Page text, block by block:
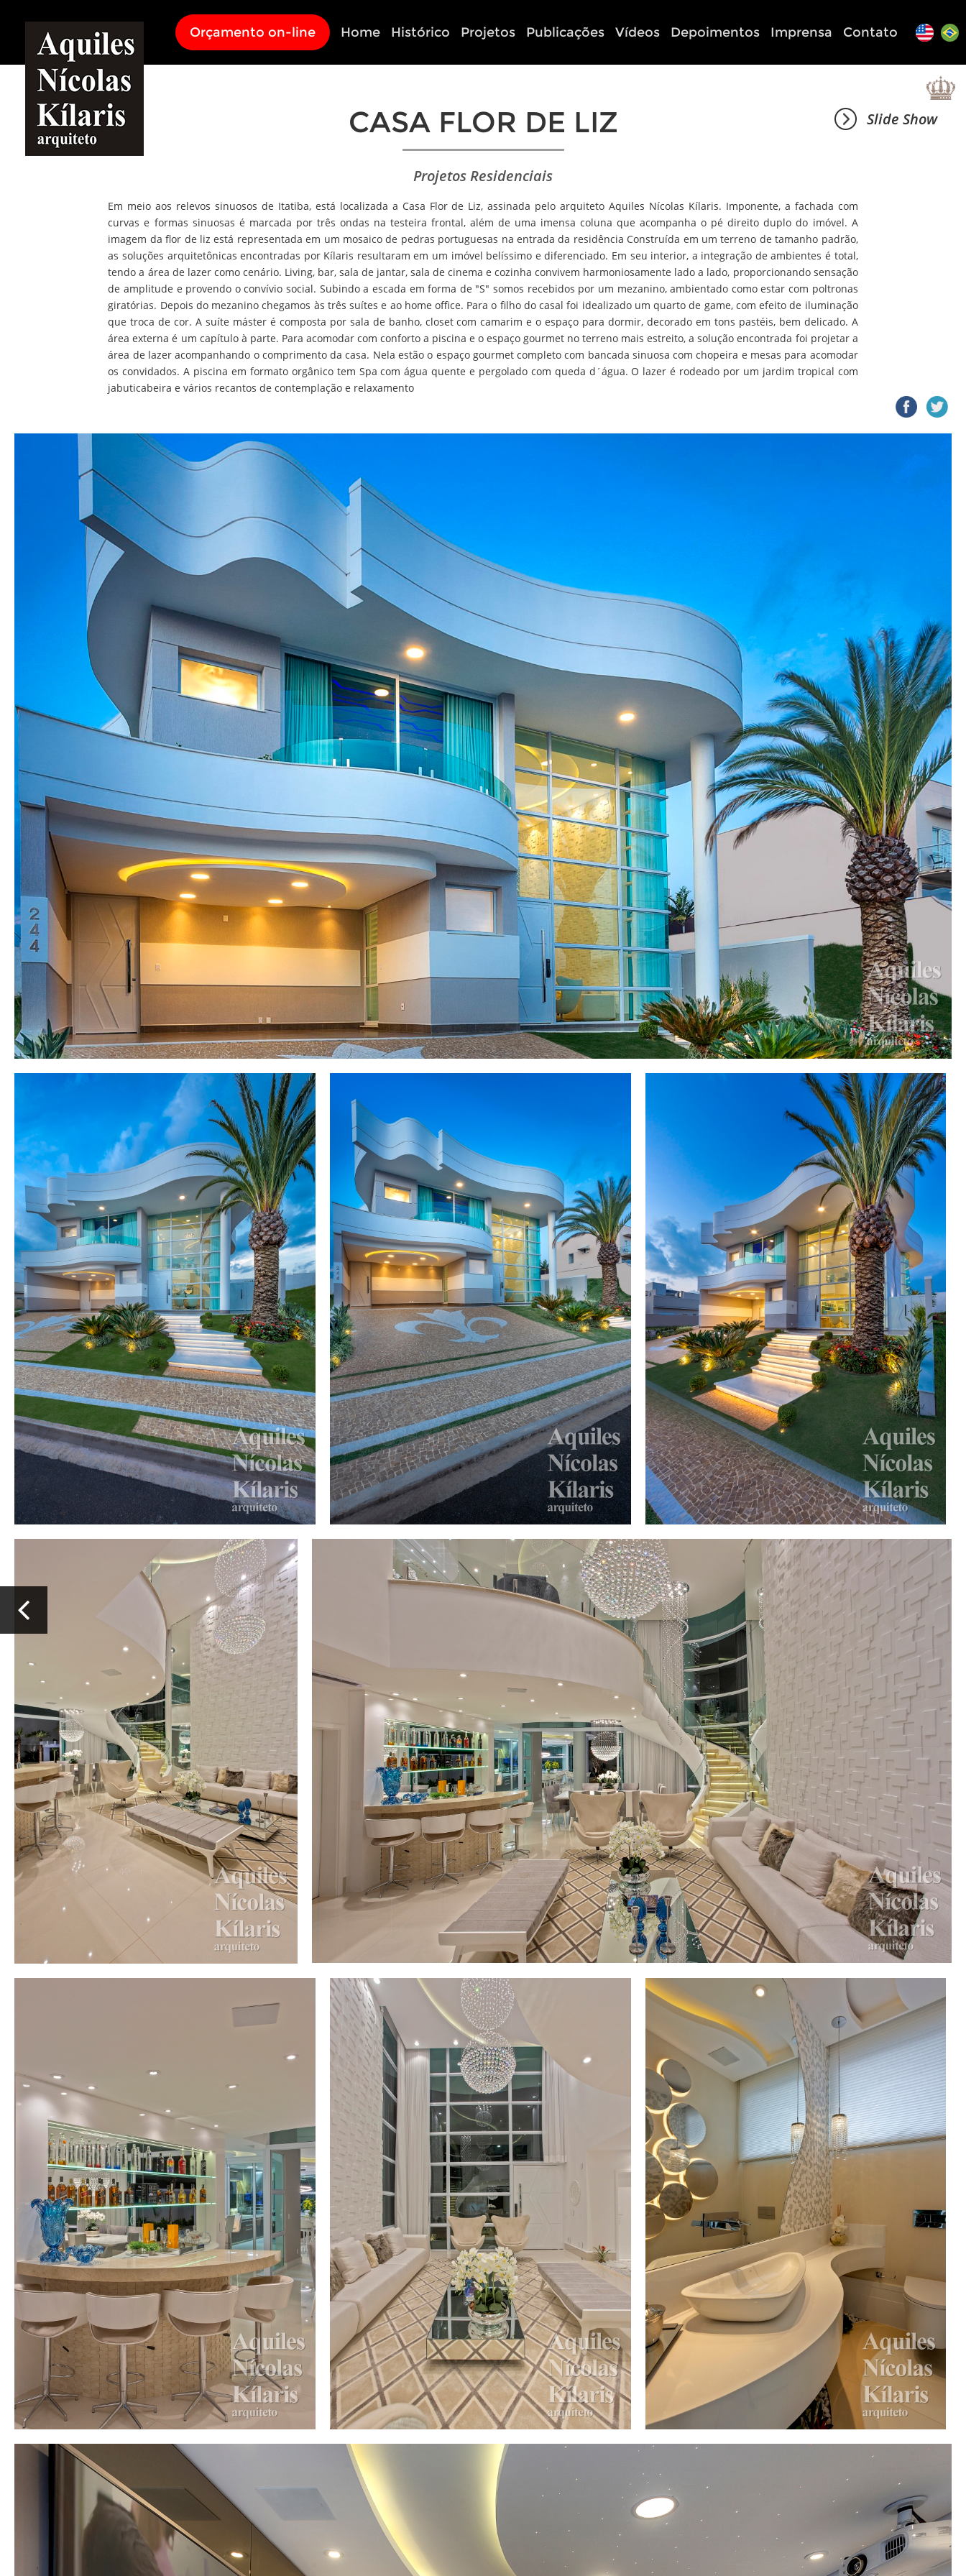
Orçamento on-line Home Histórico Projetos Publicações Vídeos Depoimentos Imprensa Contato
Slide Show
CASA FLOR DE LIZ
Projetos Residenciais
Em meio aos relevos sinuosos de Itatiba, está localizada a Casa Flor de Liz, assinada pelo arquiteto Aquiles Nícolas Kílaris. Imponente, a fachada com
curvas e formas sinuosas é marcada por três ondas na testeira frontal, além de uma imensa coluna que acompanha o pé direito duplo do imóvel. A
imagem da flor de liz está representada em um mosaico de pedras portuguesas na entrada da residência Construída em um terreno de tamanho padrão,
as soluções arquitetônicas encontradas por Kílaris resultaram em um imóvel belíssimo e diferenciado. Em seu interior, a integração de ambientes é total,
tendo a área de lazer como cenário. Living, bar, sala de jantar, sala de cinema e cozinha convivem harmoniosamente lado a lado, proporcionando sensação
de amplitude e provendo o convívio social. Subindo a escada em forma de "S" somos recebidos por um mezanino, ambientado como estar com poltronas
giratórias. Depois do mezanino chegamos às três suítes e ao home office. Para o filho do casal foi idealizado um quarto de game, com efeito de iluminação
que troca de cor. A suíte máster é composta por sala de banho, closet com camarim e o espaço para dormir, decorado em tons pastéis, bem delicado. A
área externa é um capítulo à parte. Para acomodar com conforto a piscina e o espaço gourmet no terreno mais estreito, a solução encontrada foi projetar a
área de lazer acompanhando o comprimento da casa. Nela estão o espaço gourmet completo com bancada sinuosa com chopeira e mesas para acomodar
os convidados. A piscina em formato orgânico tem Spa com água quente e pergolado com queda d´água. O lazer é rodeado por um jardim tropical com
jabuticabeira e vários recantos de contemplação e relaxamento